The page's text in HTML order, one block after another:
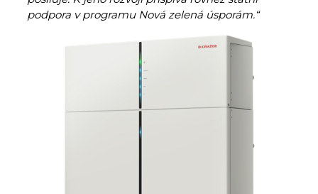
podpora v programu Nová zelená úsporám.“